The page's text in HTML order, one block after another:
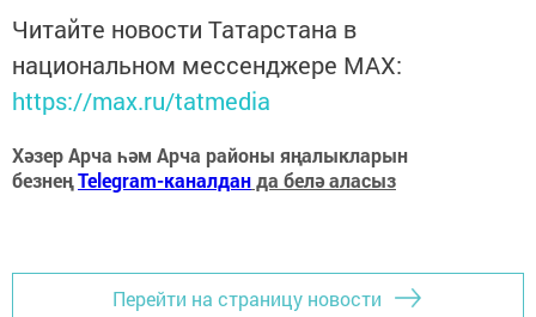
Читайте новости Татарстана в
национальном мессенджере MАХ:
https://max.ru/tatmedia
Хәзер Арча һәм Арча районы яңалыкларын
безнеңTelegram-каналданда белә аласыз
Перейти на страницу новости